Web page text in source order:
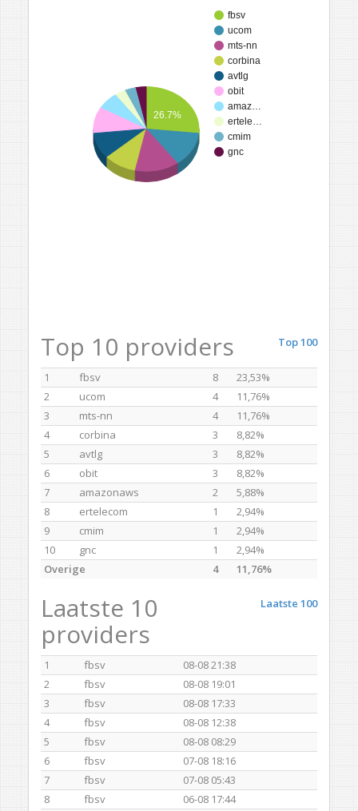
fbsv
ucom
mts-nn
corbina
avtlg
obit
amaz…
ertele…
cmim
gnc
26.7%
Top 100
Top 10 providers
1 fbsv 8
23,53%
2
ucom 4
11,76%
3
mts-nn 4
11,76%
4
corbina 3
8,82%
5
avtlg 3
8,82%
6
obit 3
8,82%
7
amazonaws 2
5,88%
8
ertelecom 1
2,94%
9
cmim 1
2,94%
10
gnc 1
2,94%
Overige
4 11,76%
Laatste 100
Laatste 10
providers
1 fbsv
08-08 21:38
2
fbsv
08-08 19:01
3
fbsv
08-08 17:33
4
fbsv
08-08 12:38
5
fbsv
08-08 08:29
6
fbsv
07-08 18:16
7
fbsv
07-08 05:43
8
fbsv
06-08 17:44